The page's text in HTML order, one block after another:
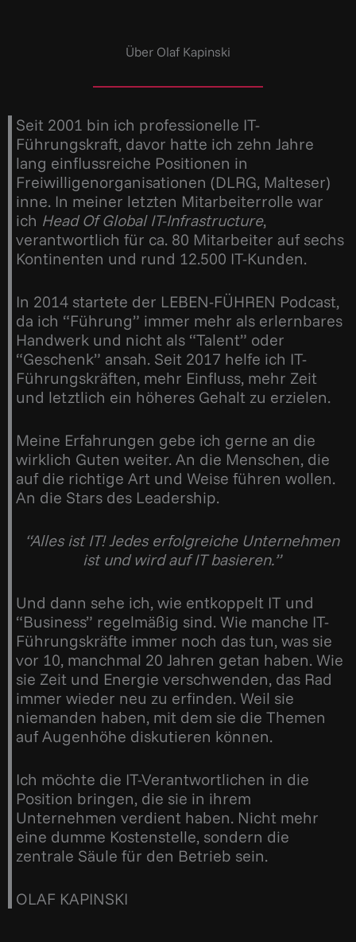
Über Olaf Kapinski
Seit 2001 bin ich professionelle IT-
Führungskraft, davor hatte ich zehn Jahre
lang einflussreiche Positionen in
Freiwilligenorganisationen (DLRG, Malteser)
inne. In meiner letzten Mitarbeiterrolle war
ich Head Of Global IT-Infrastructure,
verantwortlich für ca. 80 Mitarbeiter auf sechs
Kontinenten und rund 12.500 IT-Kunden.
In 2014 startete der LEBEN-FÜHREN Podcast,
da ich “Führung” immer mehr als erlernbares
Handwerk und nicht als “Talent” oder
“Geschenk” ansah. Seit 2017 helfe ich IT-
Führungskräften, mehr Einfluss, mehr Zeit
und letztlich ein höheres Gehalt zu erzielen.
Meine Erfahrungen gebe ich gerne an die
wirklich Guten weiter. An die Menschen, die
auf die richtige Art und Weise führen wollen.
An die Stars des Leadership.
“Alles ist IT! Jedes erfolgreiche Unternehmen
ist und wird auf IT basieren.”
Und dann sehe ich, wie entkoppelt IT und
“Business” regelmäßig sind. Wie manche IT-
Führungskräfte immer noch das tun, was sie
vor 10, manchmal 20 Jahren getan haben. Wie
sie Zeit und Energie verschwenden, das Rad
immer wieder neu zu erfinden. Weil sie
niemanden haben, mit dem sie die Themen
auf Augenhöhe diskutieren können.
Ich möchte die IT-Verantwortlichen in die
Position bringen, die sie in ihrem
Unternehmen verdient haben. Nicht mehr
eine dumme Kostenstelle, sondern die
zentrale Säule für den Betrieb sein.
OLAF KAPINSKI